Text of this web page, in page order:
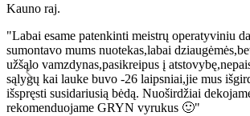
Kauno raj.
"Labai esame patenkinti meistrų operatyviniu
sumontavo mums nuotekas,labai
užšąlo vamzdynas,pasikreipus į
sąlygų kai lauke buvo -26 laipsniai,jie mus
išspręsti susidariusią bėdą. Nuoširdžiai
rekomenduojame GRYN vyrukus 🙂"